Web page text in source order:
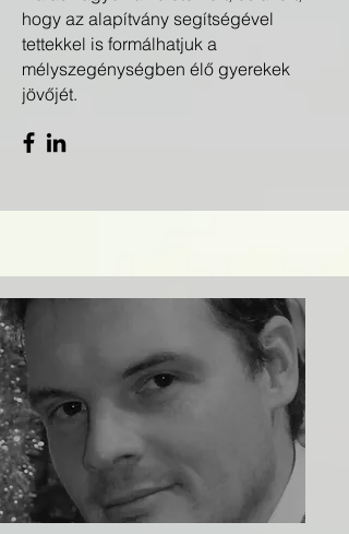
hogy az alapítvány segítségével
tettekkel is formálhatjuk a
mélyszegénységben élő gyerekek
jövőjét.